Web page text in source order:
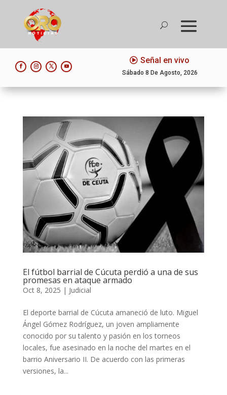
Señal en vivo
Sábado 8 De Agosto, 2026
El fútbol barrial de Cúcuta perdió a una de sus
promesas en ataque armado
Oct 8, 2025 | Judicial
El deporte barrial de Cúcuta amaneció de luto. Miguel
Ángel Gómez Rodríguez, un joven ampliamente
conocido por su talento y pasión en los torneos
locales, fue asesinado en la noche del martes en el
barrio Aniversario II. De acuerdo con las primeras
versiones, la...